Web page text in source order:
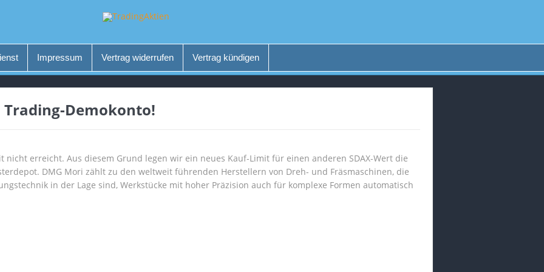
Impressum Vertrag widerrufen Vertrag kündigen
Demokonto!
nicht erreicht. Aus diesem Grund legen wir ein neues Kauf-Limit für einen anderen SDAX-Wert die
DMG Mori zählt zu den weltweit führenden Herstellern von Dreh- und Fräsmaschinen, die
in der Lage sind, Werkstücke mit hoher Präzision auch für komplexe Formen automatisch